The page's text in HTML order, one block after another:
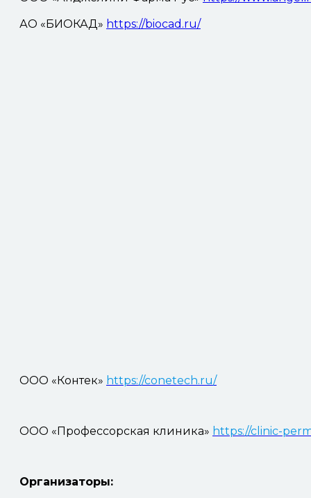
АО «БИОКАД» https://biocad.ru/
ООО «Контек» https://conetech.ru/
ООО «Профессорская клиника» https://clinic-
Организаторы: